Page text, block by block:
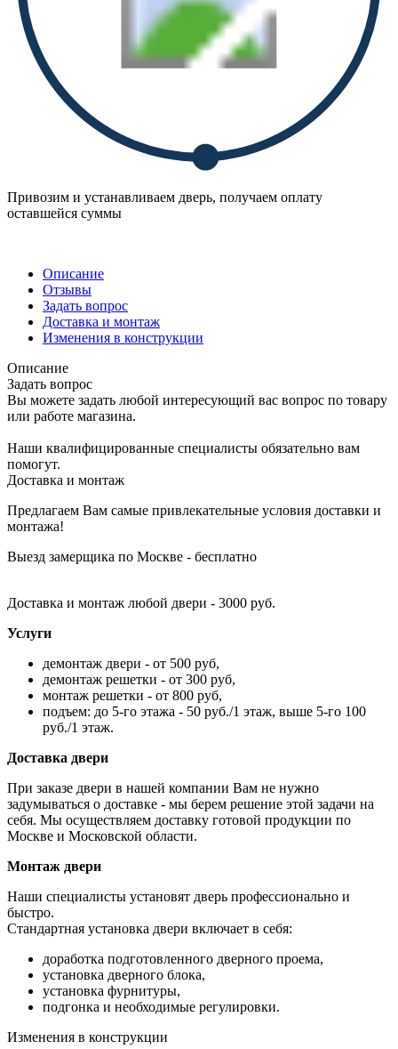
Привозим и устанавливаем дверь, получаем оплату
оставшейся суммы
Описание
Отзывы
Задать вопрос
Доставка и монтаж
Изменения в конструкции
Описание
Задать вопрос
Вы можете задать любой интересующий вас вопрос по товару
или работе магазина.
Наши квалифицированные специалисты обязательно вам
помогут.
Доставка и монтаж
Предлагаем Вам самые привлекательные условия доставки и
монтажа!
Выезд замерщика по Москве - бесплатно
Доставка и монтаж любой двери - 3000 руб.
Услуги
демонтаж двери - от 500 руб,
демонтаж решетки - от 300 руб,
монтаж решетки - от 800 руб,
подъем: до 5-го этажа - 50 руб./1 этаж, выше 5-го 100
руб./1 этаж.
Доставка двери
При заказе двери в нашей компании Вам не нужно
задумываться о доставке - мы берем решение этой задачи на
себя. Мы осуществляем доставку готовой продукции по
Москве и Московской области.
Монтаж двери
Наши специалисты установят дверь профессионально и
быстро.
Стандартная установка двери включает в себя:
доработка подготовленного дверного проема,
установка дверного блока,
установка фурнитуры,
подгонка и необходимые регулировки.
Изменения в конструкции